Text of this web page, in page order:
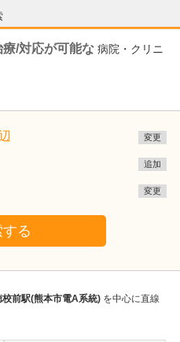
/対応が可能な 病院・クリニ
変更
追加
変更
る
校前駅(熊本市電A系統) を中心に直線